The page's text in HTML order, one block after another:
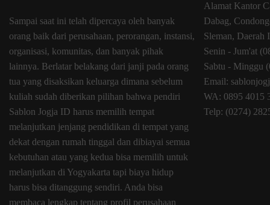
Sampai saat ini telah dipercaya oleh banyak
orang baik dari perusahaan, perorangan, instansi,
organisasi, komunitas, dan banyak pihak
lainnya. Berlatar belakang dari janji pada orang
tua yang disaksikan keluarga dimana sebelum
kuliah sudah diberikan pilihan bahwa pendiri
Sablon Jogja ID harus memilih tempat
melanjutkan jenjang pendidikan di tempat yang
dekat dengan rumah tinggal dan dibiayai semua
kebutuhan atau yang kedua bisa memilih untuk
melanjutkan di Yogyakarta tapi biaya hidup
harus bisa ditanggung sendiri. Anda bisa
membaca lengkap tentang profil perusahaan
Alamat Kantor
Dabag,
Sleman, Daerah
Senin - Jum'at
Sabtu - Minggu
Email:
WA: 0895 4015
Telp: (0274)